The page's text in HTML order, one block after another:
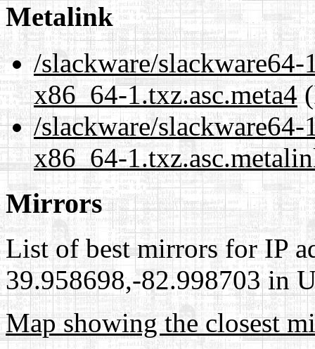
Metalink
/slackware/
x86_64-1.txz.asc.meta4
/slackware/
x86_64-
Mirrors
List of best mirrors for IP
39.958698,-82.998703 in
Map showing the closest